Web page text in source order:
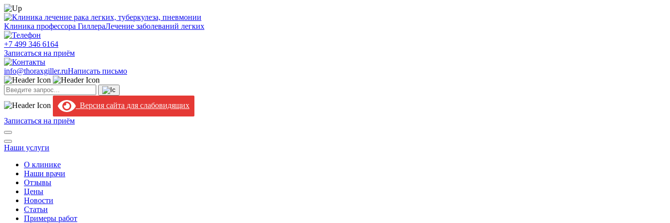
Клиника профессора ГиллераЛечение заболеваний легких
+7 499 346 6164
Записаться на приём
info@thoraxgiller.ruНаписать письмо
Версия сайта для слабовидящих
Записаться на приём
Наши услуги
О клинике
Наши врачи
Отзывы
Цены
Новости
Статьи
Примеры работ